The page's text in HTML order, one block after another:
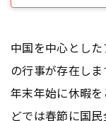
中国を中心とし
の行事が存在しま
年末年始に休暇
どでは春節に国